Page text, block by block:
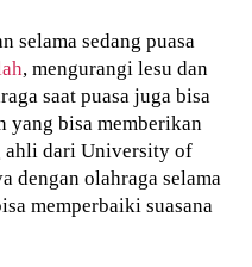
selama sedang puasa
, mengurangi lesu dan
saat puasa juga bisa
yang bisa memberikan
ahli dari University of
dengan olahraga selama
memperbaiki suasana